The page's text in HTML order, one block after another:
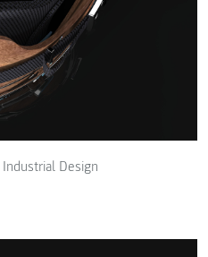
Design